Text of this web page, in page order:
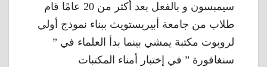
سيمبسون و بالفعل بعد أكثر من 20 عامًا قام
طلاب من جامعة أبيريستويث ببناء نموذج أولي
لروبوت مكتبة يمشي بينما بدأ العلماء في ”
سنغافورة ” في إختبار أمناء المكتبات